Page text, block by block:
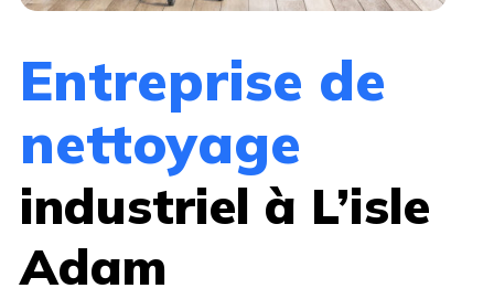
Entreprise de
nettoyage
industriel à L’isle
Adam